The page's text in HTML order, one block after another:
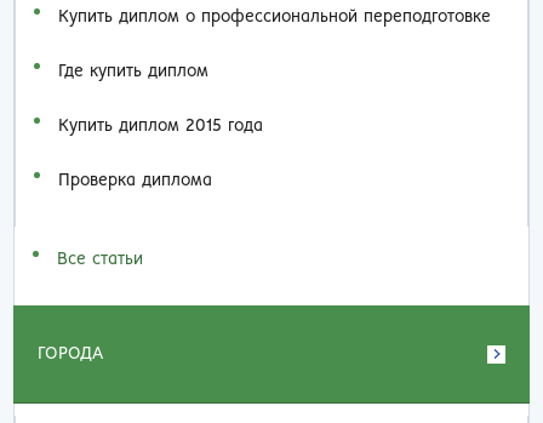
Купить диплом о профессиональной переподготовке
Где купить диплом
Купить диплом 2015 года
Проверка диплома
Все статьи
ГОРОДА